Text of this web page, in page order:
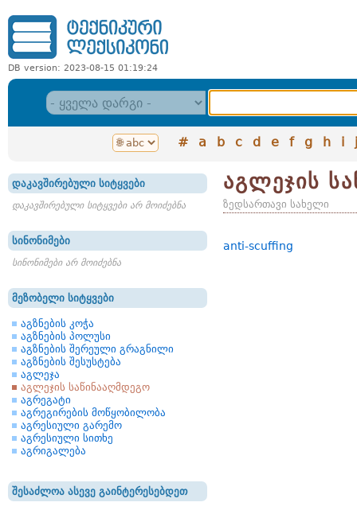
DB version: 2023-08-15 01:19:24
# a b c d e f g h i j
დაკავშირებული სიტყვები
დაკავშირებული სიტყვები არ მოიძებნა
სინონიმები
სინონიმები არ მოიძებნა
მეზობელი სიტყვები
აგზნების კოჭა
აგზნების პოლუსი
აგზნების შერეული გრაგნილი
აგზნების შესუსტება
აგლეჯა
აგლეჯის საწინააღმდეგო
აგრეგატი
აგრეგირების მოწყობილობა
აგრესიული გარემო
აგრესიული სითხე
აგრიგალება
შესაძლოა ასევე გაინტერესებდეთ
აგლეჯის
ზედსართავი სახელი
anti-scuffing